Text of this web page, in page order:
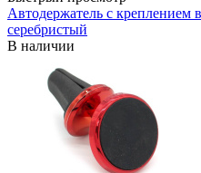
Автодержатель с креплением
серебристый
В наличии